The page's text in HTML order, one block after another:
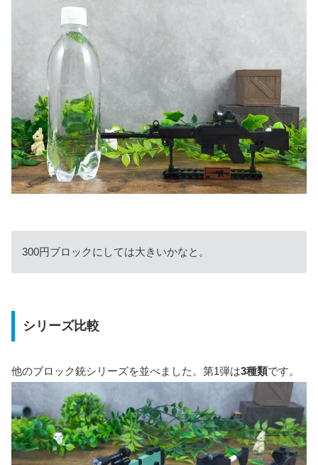
300円ブロックにしては大きいかなと。
シリーズ比較
他のブロック銃シリーズを並べました。第1弾は3種類です。